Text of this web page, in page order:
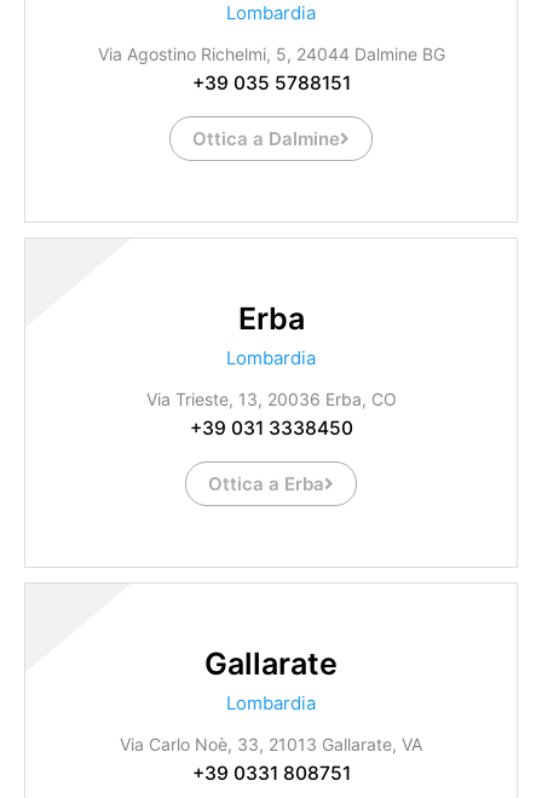
Lombardia
Via Agostino Richelmi, 5, 24044 Dalmine BG
+39 035 5788151
Ottica a Dalmine
Erba
Lombardia
Via Trieste, 13, 20036 Erba, CO
+39 031 3338450
Ottica a Erba
Gallarate
Lombardia
Via Carlo Noè, 33, 21013 Gallarate, VA
+39 0331 808751